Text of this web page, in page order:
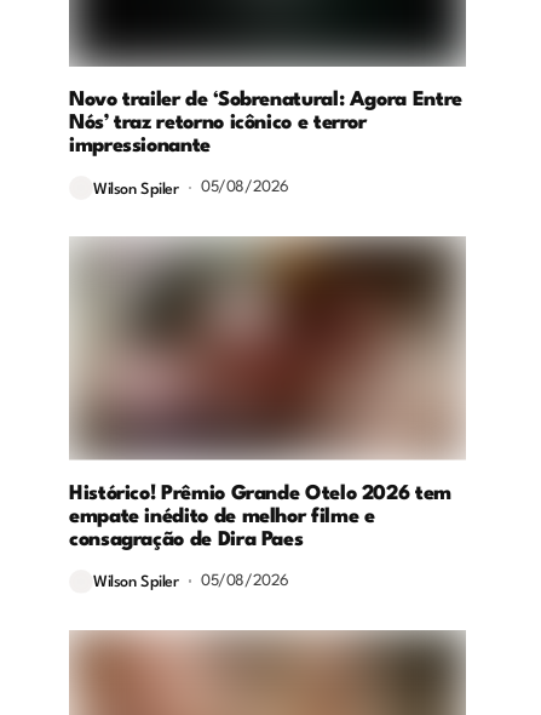
Novo trailer de ‘Sobrenatural: Agora Entre
Nós’ traz retorno icônico e terror
impressionante
Wilson Spiler 05/08/2026
Histórico! Prêmio Grande Otelo 2026 tem
empate inédito de melhor filme e
consagração de Dira Paes
Wilson Spiler 05/08/2026